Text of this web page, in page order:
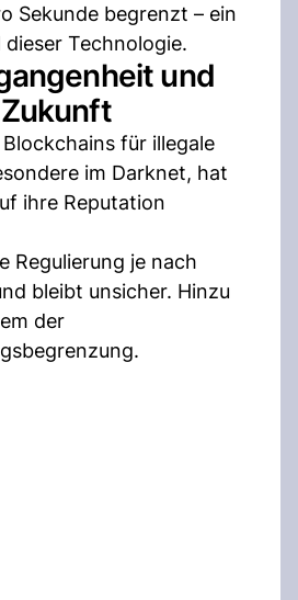
Sekunde begrenzt – ein
Technologie.
und
für illegale
im Darknet, hat
ihre Reputation
Regulierung je nach
bleibt unsicher. Hinzu
der